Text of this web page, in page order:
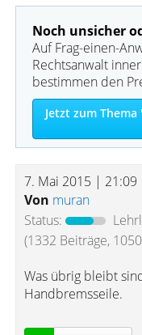
Noch unsicher
Auf Frag-einen-
Rechtsanwalt
bestimmen den
Jetzt zum
7. Mai 2015 | 21:09
Von muran
Status:
(1332 Beiträge,
Was übrig bleibt
Handbremsseile.